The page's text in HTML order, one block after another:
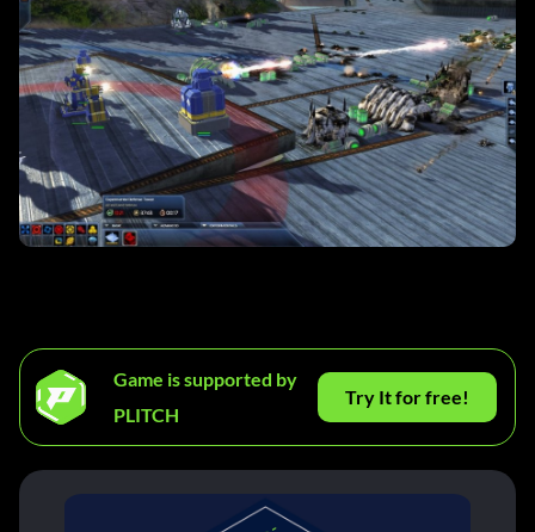
Game is supported by
PLITCH
Try It for free!